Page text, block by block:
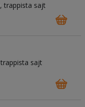
trappista sajt
trappista sajt